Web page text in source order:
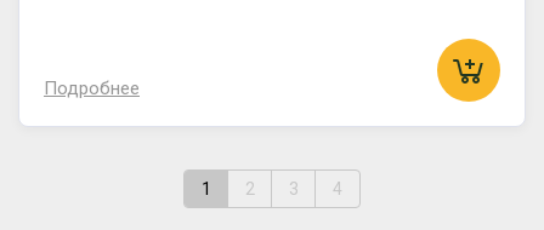
Подробнее
1 2 3 4